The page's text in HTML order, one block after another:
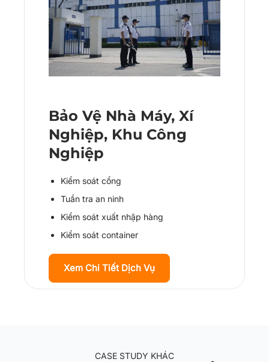
Bảo Vệ Nhà Máy, Xí
Nghiệp, Khu Công
Nghiệp
Kiểm soát cổng
Tuần tra an ninh
Kiểm soát xuất nhập hàng
Kiểm soát container
Xem Chi Tiết Dịch Vụ
CASE STUDY KHÁC